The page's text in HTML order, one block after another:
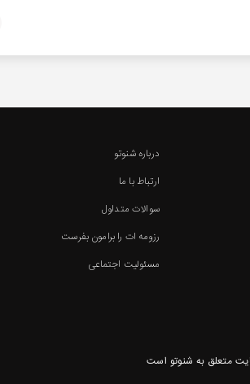
درباره شنوتو
ارتباط با ما
سوالات متداول
رزومه ات را برامون بفرست
مسئولیت اجتماعی
متعلق به شنوتو است